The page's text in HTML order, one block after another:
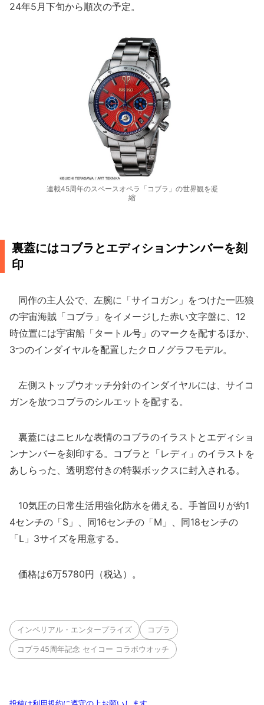
24年5月下旬から順次の予定。
連載45周年のスペースオペラ「コブラ」の世界観を凝
縮
裏蓋にはコブラとエディションナンバーを刻
印
同作の主人公で、左腕に「サイコガン」をつけた一匹狼
の宇宙海賊「コブラ」をイメージした赤い文字盤に、12
時位置には宇宙船「タートル号」のマークを配するほか、
3つのインダイヤルを配置したクロノグラフモデル。
左側ストップウオッチ分針のインダイヤルには、サイコ
ガンを放つコブラのシルエットを配する。
裏蓋にはニヒルな表情のコブラのイラストとエディショ
ンナンバーを刻印する。コブラと「レディ」のイラストを
あしらった、透明窓付きの特製ボックスに封入される。
10気圧の日常生活用強化防水を備える。手首回りが約1
4センチの「S」、同16センチの「M」、同18センチの
「L」3サイズを用意する。
価格は6万5780円（税込）。
インペリアル・エンタープライズ コブラ
コブラ45周年記念 セイコー コラボウオッチ